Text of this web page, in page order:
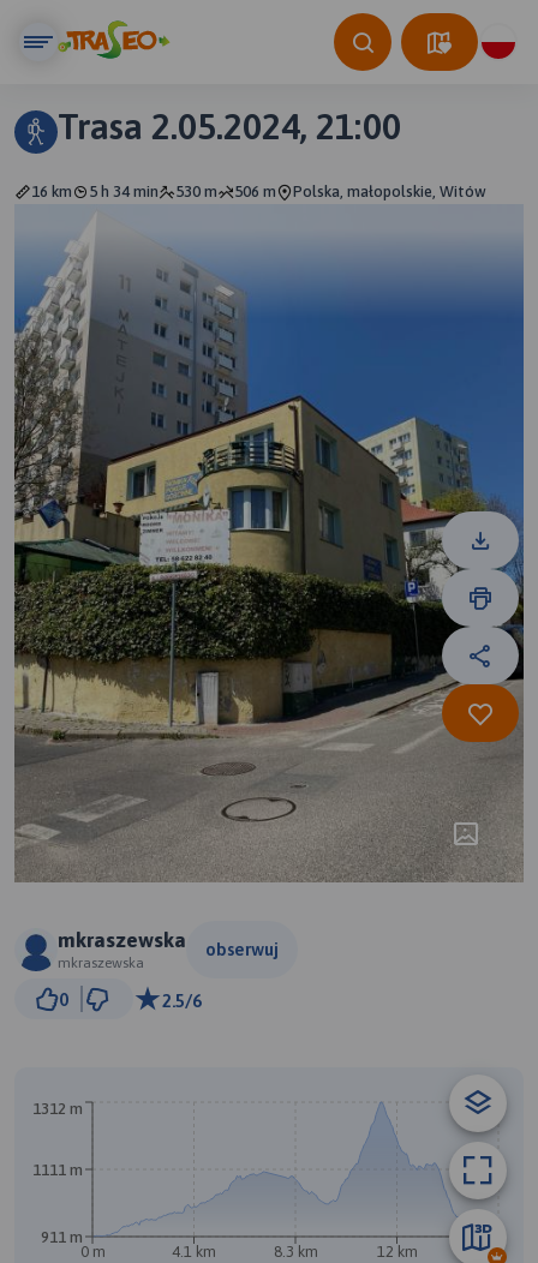
Trasa 2.05.2024, 21:00
16 km 5 h 34 min 530 m 506 m Polska, małopolskie, Witów
mkraszewska
mkraszewska
obserwuj
0 2.5/6
0 m 4.1 km 8.3 km 12 km 16 km
911 m
1111 m
1312 m